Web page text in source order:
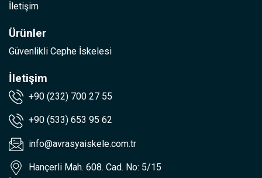
İletişim
Ürünler
Güvenlikli Cephe İskelesi
İletişim
+90 (232) 700 27 55
+90 (533) 653 95 62
info@avrasyaiskele.com.tr
Hançerli Mah. 608. Cad. No: 5/15